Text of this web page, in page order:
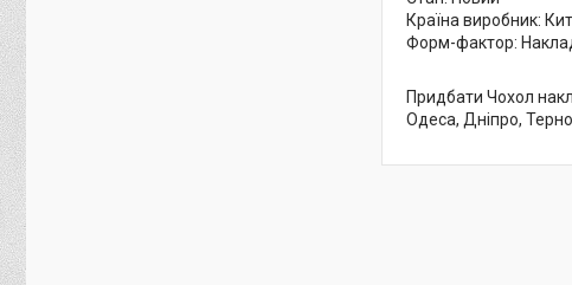
Країна виробник:
Форм-фактор:
Придбати Чохол
Одеса, Дніпро,